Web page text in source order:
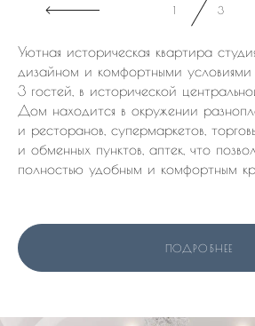
1 3
Уютная историческая квартира
дизайном и комфортными
3 гостей, в исторической
Дом находится в окружении
и ресторанов, супермаркетов,
и обменных пунктов, аптек, что
полностью удобным и комфортным
ПОДРОБНЕЕ